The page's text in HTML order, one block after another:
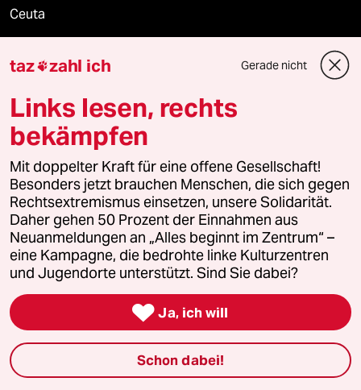
Ceuta
Aktuelles
Hausblog
Die Seitenwende
Stellen
Presse
Unterstützen
taz zahl ich Gerade nicht
Links lesen, rechts
bekämpfen
Mit doppelter Kraft für eine offene Gesellschaft!
Besonders jetzt brauchen Menschen, die sich gegen
Rechtsextremismus einsetzen, unsere Solidarität.
Daher gehen 50 Prozent der Einnahmen aus
Neuanmeldungen an „Alles beginnt im Zentrum“ –
eine Kampagne, die bedrohte linke Kulturzentren
und Jugendorte unterstützt. Sind Sie dabei?
 Ja, ich will
Schon dabei!